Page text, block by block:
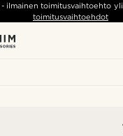
- ilmainen toimitusvaihtoehto yli
toimitusvaihtoehdot